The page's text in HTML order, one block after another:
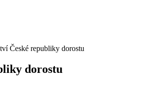
České republiky dorostu
dorostu